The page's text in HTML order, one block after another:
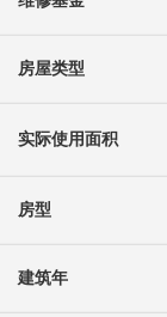
房屋类型
实际使用面积
房型
建筑年